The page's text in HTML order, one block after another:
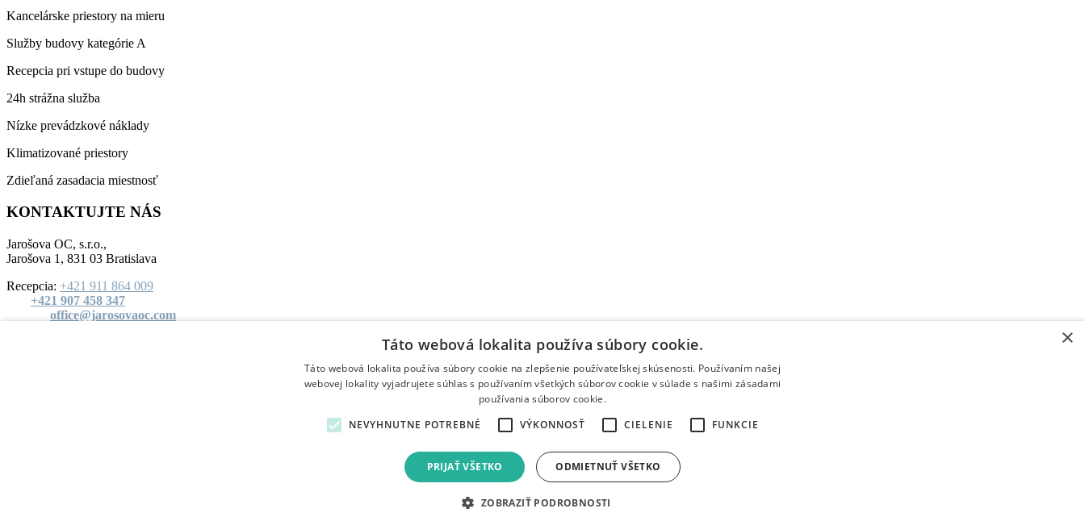
Kancelárske priestory na mieru
Služby budovy kategórie A
Recepcia pri vstupe do budovy
24h strážna služba
Nízke prevádzkové náklady
Klimatizované priestory
Zdieľaná zasadacia miestnosť
KONTAKTUJTE NÁS
Jarošova OC, s.r.o.,
Jarošova 1, 831 03 Bratislava
Recepcia: +421 911 864 009
+421 907 458 347
office@jarosovaoc.com
×
Táto webová lokalita používa súbory cookie.
Táto webová lokalita používa súbory cookie na zlepšenie používateľskej skúsenosti. Používaním našej
webovej lokality vyjadrujete súhlas s používaním všetkých súborov cookie v súlade s našimi zásadami
používania súborov cookie.
NEVYHNUTNE POTREBNÉ
VÝKONNOSŤ CIELENIE FUNKCIE
PRIJAŤ VŠETKO ODMIETNUŤ VŠETKO
ZOBRAZIŤ PODROBNOSTI